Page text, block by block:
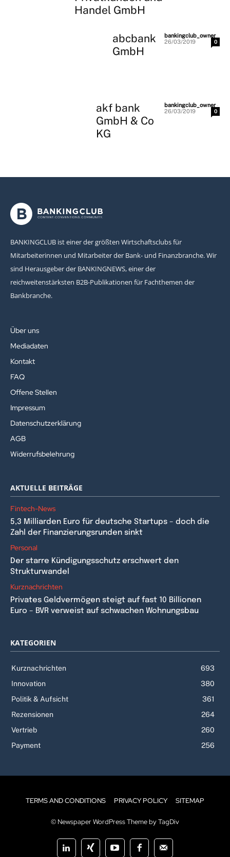
Handel GmbH
abcbank
GmbH
bankingclub_owner -
26/03/2019 0
akf bank
GmbH & Co
KG
bankingclub_owner-
26/03/2019 0
BANKINGCLUB ist einer der größten Wirtschaftsclubs für
Mitarbeiterinnen und Mitarbeiter der Bank- und Finanzbranche. Wir
sind Herausgeber der BANKINGNEWS, einer der
reichweitenstärksten B2B-Publikationen für Fachthemen der
Bankbranche.
Über uns
Mediadaten
Kontakt
FAQ
Offene Stellen
Impressum
Datenschutzerklärung
AGB
Widerrufsbelehrung
AKTUELLE BEITRÄGE
Fintech-News
5,3 Milliarden Euro für deutsche Startups – doch die
Zahl der Finanzierungsrunden sinkt
Personal
Der starre Kündigungsschutz erschwert den
Strukturwandel
Kurznachrichten
Privates Geldvermögen steigt auf fast 10 Billionen
Euro – BVR verweist auf schwachen Wohnungsbau
KATEGORIEN
Kurznachrichten
693
Innovation
380
Politik & Aufsicht
361
Rezensionen
264
Vertrieb
260
Payment
256
TERMS AND CONDITIONS PRIVACY POLICY SITEMAP
© Newspaper WordPress Theme by TagDiv